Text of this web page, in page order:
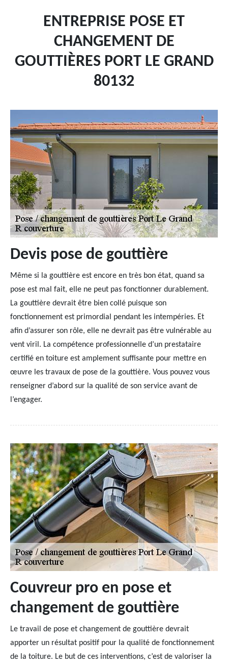
ENTREPRISE POSE ET
CHANGEMENT DE
GOUTTIÈRES PORT LE GRAND
80132
Devis pose de gouttière
Même si la gouttière est encore en très bon état, quand sa
pose est mal fait, elle ne peut pas fonctionner durablement.
La gouttière devrait être bien collé puisque son
fonctionnement est primordial pendant les intempéries. Et
afin d’assurer son rôle, elle ne devrait pas être vulnérable au
vent viril. La compétence professionnelle d’un prestataire
certifié en toiture est amplement suffisante pour mettre en
œuvre les travaux de pose de la gouttière. Vous pouvez vous
renseigner d’abord sur la qualité de son service avant de
l’engager.
Couvreur pro en pose et
changement de gouttière
Le travail de pose et changement de gouttière devrait
apporter un résultat positif pour la qualité de fonctionnement
de la toiture. Le but de ces interventions, c’est de valoriser la